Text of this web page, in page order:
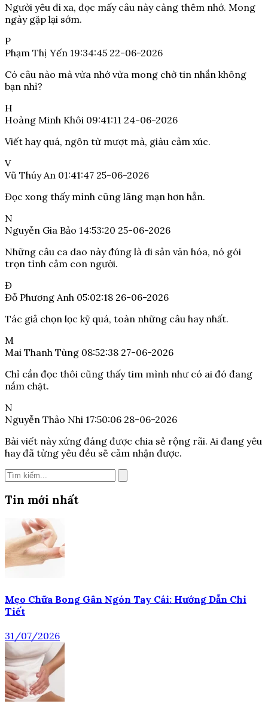
Người yêu đi xa, đọc mấy câu này càng thêm nhớ. Mong
ngày gặp lại sớm.
P
Phạm Thị Yến 19:34:45 22-06-2026
Có câu nào mà vừa nhớ vừa mong chờ tin nhắn không
bạn nhỉ?
H
Hoàng Minh Khôi 09:41:11 24-06-2026
Viết hay quá, ngôn từ mượt mà, giàu cảm xúc.
V
Vũ Thúy An 01:41:47 25-06-2026
Đọc xong thấy mình cũng lãng mạn hơn hẳn.
N
Nguyễn Gia Bảo 14:53:20 25-06-2026
Những câu ca dao này đúng là di sản văn hóa, nó gói
trọn tình cảm con người.
Đ
Đỗ Phương Anh 05:02:18 26-06-2026
Tác giả chọn lọc kỹ quá, toàn những câu hay nhất.
M
Mai Thanh Tùng 08:52:38 27-06-2026
Chỉ cần đọc thôi cũng thấy tim mình như có ai đó đang
nắm chặt.
N
Nguyễn Thảo Nhi 17:50:06 28-06-2026
Bài viết này xứng đáng được chia sẻ rộng rãi. Ai đang yêu
hay đã từng yêu đều sẽ cảm nhận được.
Tin mới nhất
Mẹo Chữa Bong Gân Ngón Tay Cái: Hướng Dẫn Chi
Tiết
31/07/2026